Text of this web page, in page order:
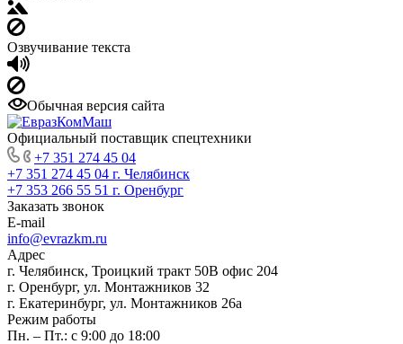
Озвучивание текста
Обычная версия сайта
Официальный поставщик спецтехники
+7 351 274 45 04
+7 351 274 45 04 г. Челябинск
+7 353 266 55 51 г. Оренбург
Заказать звонок
E-mail
info@evrazkm.ru
Адрес
г. Челябинск, Троицкий тракт 50В офис 204
г. Оренбург, ул. Монтажников 32
г. Екатеринбург, ул. Монтажников 26а
Режим работы
Пн. – Пт.: с 9:00 до 18:00